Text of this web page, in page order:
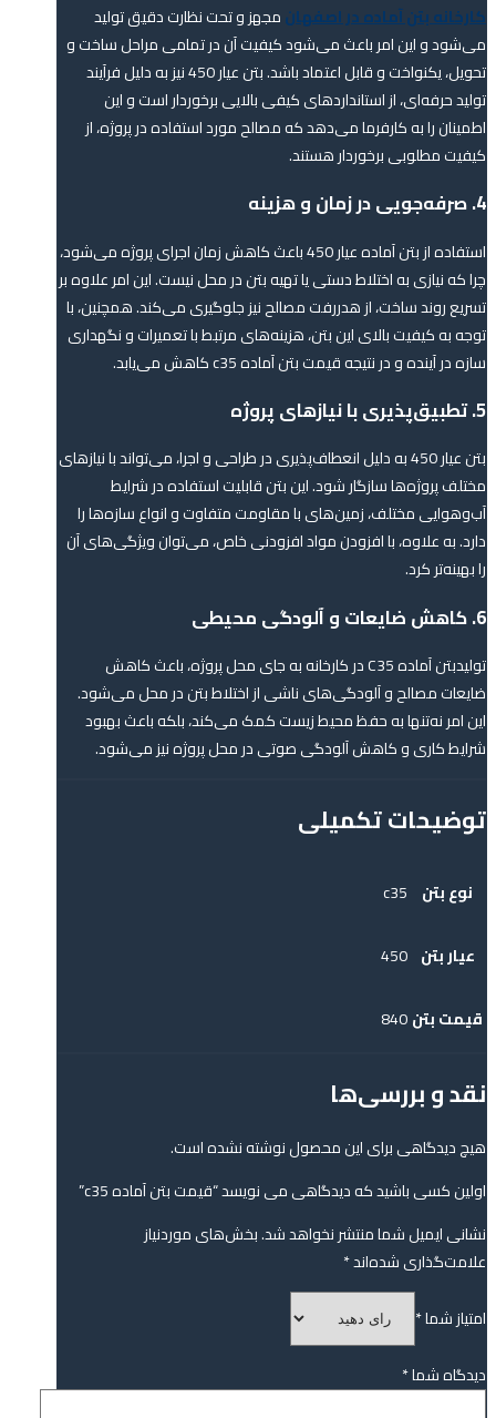
کارخانه‌ بتن آماده در اصفهانمجهز و تحت نظارت دقیق تولید
می‌شود و این امر باعث می‌شود کیفیت آن در تمامی مراحل ساخت و
تحویل، یکنواخت و قابل اعتماد باشد. بتن عیار 450 نیز به دلیل فرآیند
تولید حرفه‌ای، از استانداردهای کیفی بالایی برخوردار است و این
اطمینان را به کارفرما می‌دهد که مصالح مورد استفاده در پروژه، از
کیفیت مطلوبی برخوردار هستند.
4. صرفه‌جویی در زمان و هزینه
استفاده از بتن آماده عیار 450 باعث کاهش زمان اجرای پروژه می‌شود،
چرا که نیازی به اختلاط دستی یا تهیه بتن در محل نیست. این امر علاوه بر
تسریع روند ساخت، از هدررفت مصالح نیز جلوگیری می‌کند. همچنین، با
توجه به کیفیت بالای این بتن، هزینه‌های مرتبط با تعمیرات و نگهداری
سازه در آینده و در نتیجه قیمت بتن آماده c35 کاهش می‌یابد.
5. تطبیق‌پذیری با نیازهای پروژه
بتن عیار 450 به دلیل انعطاف‌پذیری در طراحی و اجرا، می‌تواند با نیازهای
مختلف پروژه‌ها سازگار شود. این بتن قابلیت استفاده در شرایط
آب‌وهوایی مختلف، زمین‌های با مقاومت متفاوت و انواع سازه‌ها را
دارد. به علاوه، با افزودن مواد افزودنی خاص، می‌توان ویژگی‌های آن
را بهینه‌تر کرد.
6. کاهش ضایعات و آلودگی محیطی
تولیدبتن آماده C35 در کارخانه به جای محل پروژه، باعث کاهش
ضایعات مصالح و آلودگی‌های ناشی از اختلاط بتن در محل می‌شود.
این امر نه‌تنها به حفظ محیط زیست کمک می‌کند، بلکه باعث بهبود
شرایط کاری و کاهش آلودگی صوتی در محل پروژه نیز می‌شود.
توضیحات تکمیلی
نوع بتن c35
عیار بتن 450
قیمت بتن840
نقد و بررسی‌ها
هیچ دیدگاهی برای این محصول نوشته نشده است.
اولین کسی باشید که دیدگاهی می نویسد “قیمت بتن آماده c35”
نشانی ایمیل شما منتشر نخواهد شد.بخش‌های موردنیاز
علامت‌گذاری شده‌اند*
امتیاز شما*
دیدگاه شما*